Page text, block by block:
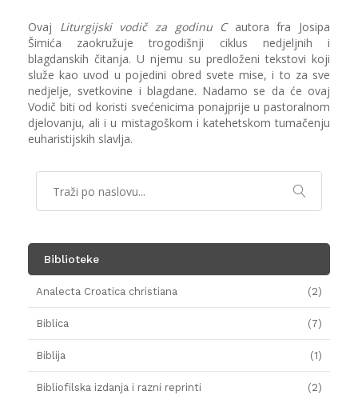
Ovaj Liturgijski vodič za godinu Cautora fra Josipa
Šimića zaokružuje trogodišnji ciklus nedjeljnih i
blagdanskih čitanja. U njemu su predloženi tekstovi koji
služe kao uvod u pojedini obred svete mise, i to za sve
nedjelje, svetkovine i blagdane. Nadamo se da će ovaj
Vodič biti od koristi svećenicima ponajprije u pastoralnom
djelovanju, ali i u mistagoškom i katehetskom tumačenju
euharistijskih slavlja.
Biblioteke
Analecta Croatica christiana (2)
Biblica (7)
Biblija (1)
Bibliofilska izdanja i razni reprinti (2)